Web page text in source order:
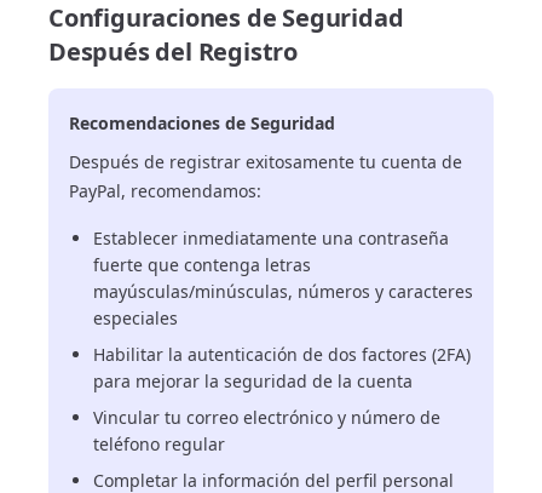
Configuraciones de Seguridad
Después del Registro
Recomendaciones de Seguridad
Después de registrar exitosamente tu cuenta de
PayPal, recomendamos:
Establecer inmediatamente una contraseña
fuerte que contenga letras
mayúsculas/minúsculas, números y caracteres
especiales
Habilitar la autenticación de dos factores (2FA)
para mejorar la seguridad de la cuenta
Vincular tu correo electrónico y número de
teléfono regular
Completar la información del perfil personal